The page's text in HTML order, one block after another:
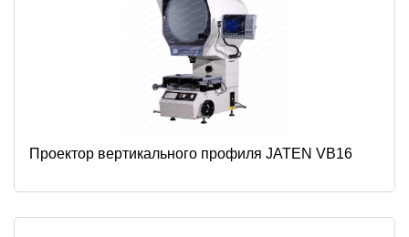
Проектор вертикального профиля JATEN VB16